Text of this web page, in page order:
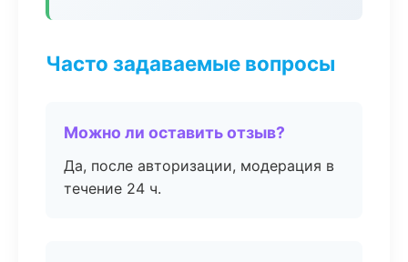
Часто задаваемые вопросы
Можно ли оставить отзыв?
Да, после авторизации, модерация в
течение 24 ч.